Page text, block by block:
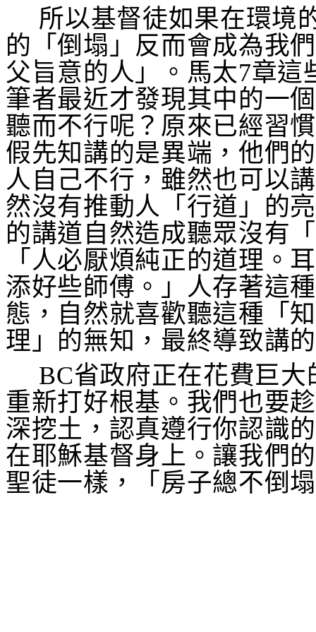
所以基督徒如果在環境
的「倒塌」反而會成為我
父旨意的人」。馬太7章這
筆者最近才發現其中的一
聽而不行呢？原來已經習
假先知講的是異端，他們
人自己不行，雖然也可以
然沒有推動人「行道」的
的講道自然造成聽眾沒有
「人必厭煩純正的道理。
添好些師傅。」人存著這
態，自然就喜歡聽這種「
理」的無知，最終導致講
BC省政府正在花費巨
重新打好根基。我們也要
深挖土，認真遵行你認識
在耶穌基督身上。讓我們
聖徒一樣，「房子總不倒